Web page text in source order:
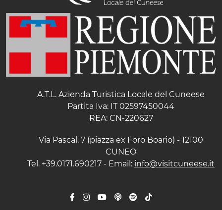
A.T.L. Azienda Turistica Locale del Cuneese
Partita Iva: IT 02597450044
REA: CN-220627
Via Pascal, 7 (piazza ex Foro Boario) - 12100
CUNEO
Tel. +39.0171.690217 - Email: info@visitcuneese.it